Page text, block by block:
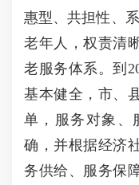
惠型、共担性、
老年人，权责清
老服务体系。到
基本健全，市、
单，服务对象、
确，并根据经济
务供给、服务保